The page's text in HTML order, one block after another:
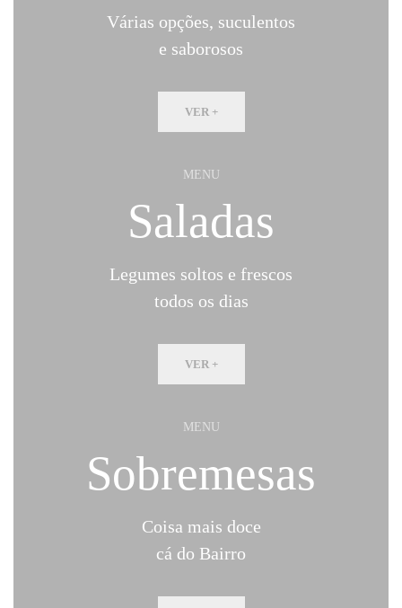
Várias opções, suculentos
e saborosos
VER +
MENU
Saladas
Legumes soltos e frescos
todos os dias
VER +
MENU
Sobremesas
Coisa mais doce
cá do Bairro